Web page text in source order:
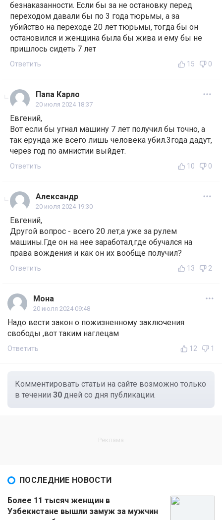
безнаказанности. Если бы за не остановку перед
переходом давали бы по 3 года тюрьмы, а за
убийство на переходе 20 лет тюрьмы, тогда бы он
остановился и женщина была бы жива и ему бы не
пришлось сидеть 7 лет
Ответить 15 0
Папа Карло
20 июля 2024 18:37
Евгений,
Вот если бы угнал машину 7 лет получил бы точно, а
так ерунда же всего лишь человека убил.3года дадут,
через год по амнистии выйдет.
Ответить 10 0
Александр
20 июля 2024 19:30
Евгений,
Другой вопрос - всего 20 лет,а уже за рулем
машины.Где он на нее заработал,где обучался на
права вождения и как он их вообще получил?
Ответить 13 2
Мона
20 июля 2024 09:48
Надо вести закон о пожизненному заключения
свободы ,вот таким наглецам
Ответить 12 1
Комментировать статьи на сайте возможно только
в течении 30 дней со дня публикации.
ПОСЛЕДНИЕ НОВОСТИ
Более 11 тысяч женщин в
Узбекистане вышли замуж за мужчин